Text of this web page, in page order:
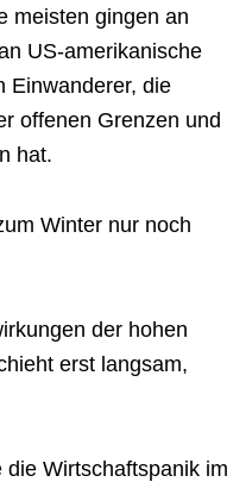
meisten gingen an
US-amerikanische
Einwanderer, die
offenen Grenzen und
hat.
Winter nur noch
der hohen
erst langsam,
Wirtschaftspanik im